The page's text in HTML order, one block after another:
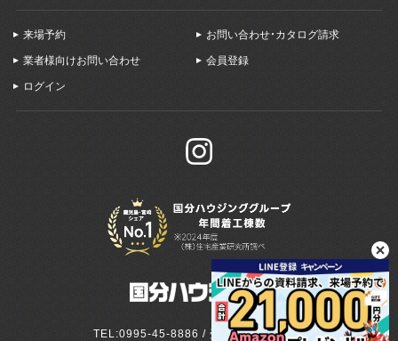
来場予約 お問い合わせ・カタログ請求
業者様向けお問い合わせ 会員登録
ログイン
TEL:0995-45-8886 / 受付:9:00～18:00